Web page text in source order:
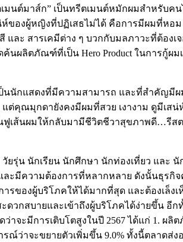
มนต์มาส์ก” เป็นทรีตเมนต์หมักผมสำหรับค
ของผู้หญิงที่ปฏิเสธไม่ได้ คือการมีผมที่หอ
ะ สารเคมีต่าง ๆ บวกกับมลภาวะที่ต้องเจ
ค้นผลิตภัณฑ์ที่เป็น Hero Product ในการกู้ผ
นนักแสดงที่มีความสามารถ และที่สำคัญมีผ
ต่คุณมุกดายังคงมีผมที่สวย เงางาม ดูมีเส
ฟูเส้นผมให้กลับมามีชีวิตชีวาสุขภาพดี…รีส
รุ่น นักเรียน นักศึกษา นักท่องเที่ยว และ
ะมีความต้องการที่หลากหลาย ดังนั้นธุรกิ
ของผู้บริโภคให้ได้มากที่สุด และต้องเล็งเ
วกสบายและเข้าถึงผู้บริโภคได้ง่ายขึ้น อีก
าจะมีการเติบโตสูงในปี 2567 ได้แก่ 1.
ณ์ว่าจะขยายตัวเพิ่มขึ้น 9.0% ทั้งนี้ตลาดส่